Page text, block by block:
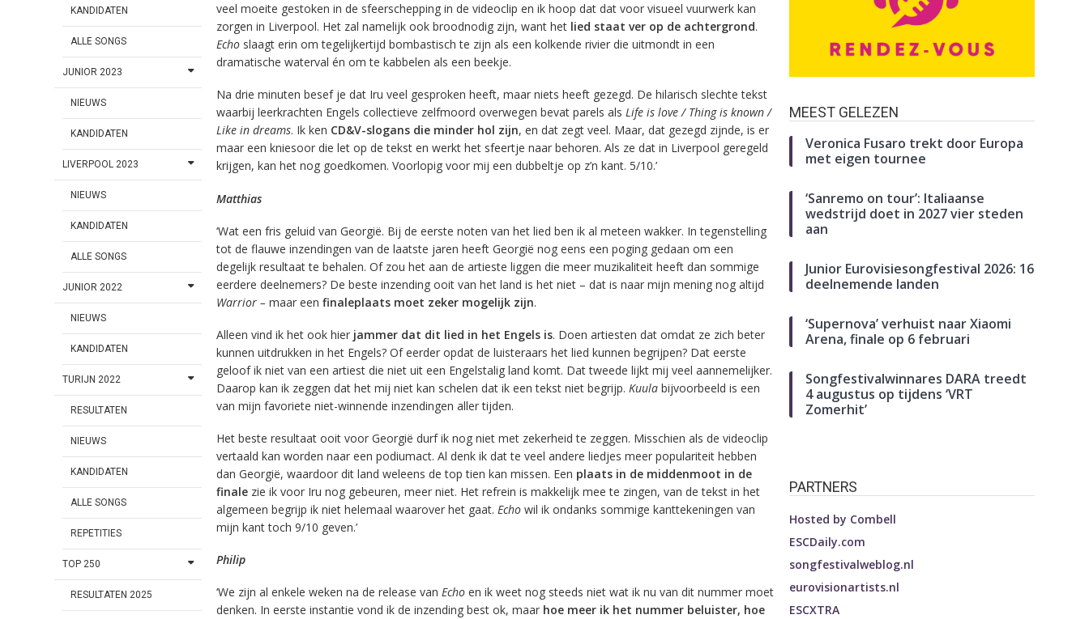
KANDIDATEN
ALLE SONGS
JUNIOR 2023
NIEUWS
KANDIDATEN
LIVERPOOL 2023
NIEUWS
KANDIDATEN
ALLE SONGS
JUNIOR 2022
NIEUWS
KANDIDATEN
TURIJN 2022
RESULTATEN
NIEUWS
KANDIDATEN
ALLE SONGS
REPETITIES
TOP 250
RESULTATEN 2025
veel moeite gestoken in de sfeerschepping in de videoclip en ik hoop dat dat voor visueel vuurwerk kan
zorgen in Liverpool. Het zal namelijk ook broodnodig zijn, want het lied staat ver op de achtergrond.
Echo slaagt erin om tegelijkertijd bombastisch te zijn als een kolkende rivier die uitmondt in een
dramatische waterval én om te kabbelen als een beekje.
Na drie minuten besef je dat Iru veel gesproken heeft, maar niets heeft gezegd. De hilarisch slechte tekst
waarbij leerkrachten Engels collectieve zelfmoord overwegen bevat parels als Life is love / Thing is known /
Like in dreams. Ik ken CD&V-slogans die minder hol zijn, en dat zegt veel. Maar, dat gezegd zijnde, is er
maar een kniesoor die let op de tekst en werkt het sfeertje naar behoren. Als ze dat in Liverpool geregeld
krijgen, kan het nog goedkomen. Voorlopig voor mij een dubbeltje op z’n kant. 5/10.’
Matthias
‘Wat een fris geluid van Georgië. Bij de eerste noten van het lied ben ik al meteen wakker. In tegenstelling
tot de flauwe inzendingen van de laatste jaren heeft Georgië nog eens een poging gedaan om een
degelijk resultaat te behalen. Of zou het aan de artieste liggen die meer muzikaliteit heeft dan sommige
eerdere deelnemers? De beste inzending ooit van het land is het niet – dat is naar mijn mening nog altijd
Warrior – maar een finaleplaats moet zeker mogelijk zijn.
Alleen vind ik het ook hier jammer dat dit lied in het Engels is. Doen artiesten dat omdat ze zich beter
kunnen uitdrukken in het Engels? Of eerder opdat de luisteraars het lied kunnen begrijpen? Dat eerste
geloof ik niet van een artiest die niet uit een Engelstalig land komt. Dat tweede lijkt mij veel aannemelijker.
Daarop kan ik zeggen dat het mij niet kan schelen dat ik een tekst niet begrijp. Kuulabijvoorbeeld is een
van mijn favoriete niet-winnende inzendingen aller tijden.
Het beste resultaat ooit voor Georgië durf ik nog niet met zekerheid te zeggen. Misschien als de videoclip
vertaald kan worden naar een podiumact. Al denk ik dat te veel andere liedjes meer populariteit hebben
dan Georgië, waardoor dit land weleens de top tien kan missen. Een plaats in de middenmoot in de
finalezie ik voor Iru nog gebeuren, meer niet. Het refrein is makkelijk mee te zingen, van de tekst in het
algemeen begrijp ik niet helemaal waarover het gaat. Echowil ik ondanks sommige kanttekeningen van
mijn kant toch 9/10 geven.’
Philip
‘We zijn al enkele weken na de release van Echoen ik weet nog steeds niet wat ik nu van dit nummer moet
denken. In eerste instantie vond ik de inzending best ok, maar hoe meer ik het nummer beluister, hoe
MEEST GELEZEN
Veronica Fusaro trekt door Europa
met eigen tournee
‘Sanremo on tour’: Italiaanse
wedstrijd doet in 2027 vier steden
aan
Junior Eurovisiesongfestival 2026: 16
deelnemende landen
‘Supernova’ verhuist naar Xiaomi
Arena, finale op 6 februari
Songfestivalwinnares DARA treedt
4 augustus op tijdens ‘VRT
Zomerhit’
PARTNERS
Hosted by Combell
ESCDaily.com
songfestivalweblog.nl
eurovisionartists.nl
ESCXTRA